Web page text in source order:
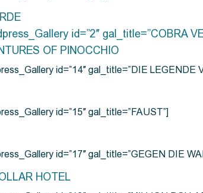
id=”2″ gal_title=”COBRA
OF PINOCCHIO
id=”14″ gal_title=”DIE LEGENDE
id=”15″ gal_title=”FAUST”]
id=”17″ gal_title=”GEGEN DIE
HOTEL